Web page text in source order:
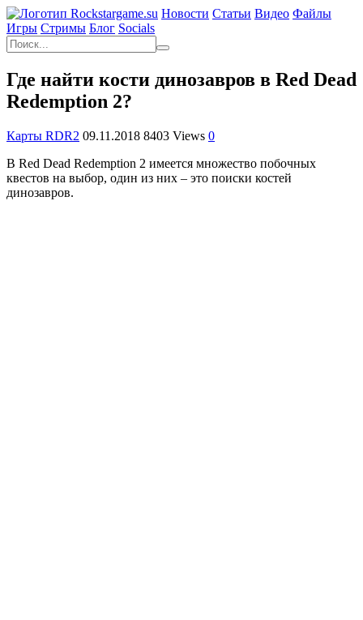
Новости Статьи Видео Файлы
Игры Cтримы Блог Socials
Где найти кости динозавров в Red Dead
Redemption 2?
Карты RDR2 09.11.2018 8403 Views 0
В Red Dead Redemption 2 имеется множество побочных
квестов на выбор, один из них – это поиски костей
динозавров.